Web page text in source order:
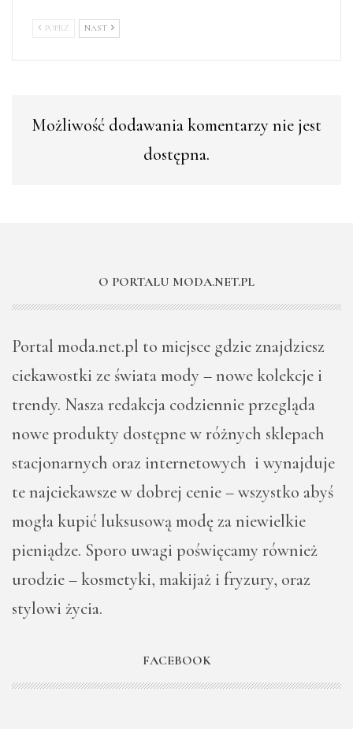
POPRZ NAST
Możliwość dodawania komentarzy nie jest
dostępna.
O PORTALU MODA.NET.PL
Portal moda.net.pl to miejsce gdzie znajdziesz
ciekawostki ze świata mody – nowe kolekcje i
trendy. Nasza redakcja codziennie przegląda
nowe produkty dostępne w różnych sklepach
stacjonarnych oraz internetowych i wynajduje
te najciekawsze w dobrej cenie – wszystko abyś
mogła kupić luksusową modę za niewielkie
pieniądze. Sporo uwagi poświęcamy również
urodzie – kosmetyki, makijaż i fryzury, oraz
stylowi życia.
FACEBOOK